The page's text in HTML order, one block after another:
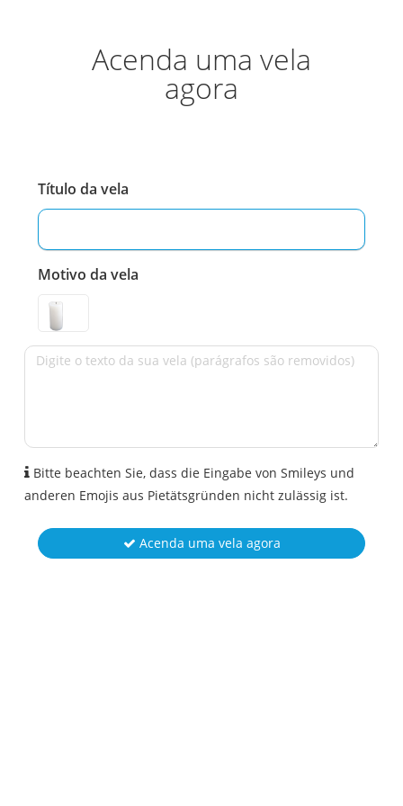
Acenda uma vela
agora
Título da vela
Motivo da vela
Bitte beachten Sie, dass die Eingabe von Smileys und
anderen Emojis aus Pietätsgründen nicht zulässig ist.
Acenda uma vela agora